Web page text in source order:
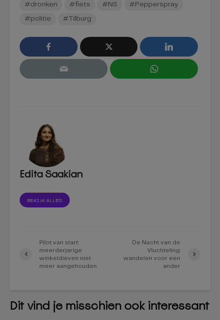
#dronken #fiets #NS #Pepperspray
#politie #Tilburg
Edita Saakian
BEKIJK ALLES
Pilot van start:
meerderjarige
winkeldieven niet
meer aangehouden
De Nacht van de
Vluchteling:
wandelen voor een
ander
Dit vind je misschien ook interessant